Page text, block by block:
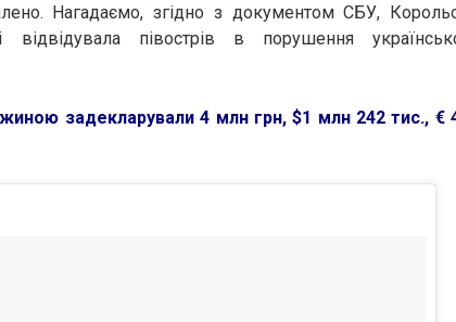
Нагадаємо, згідно з документом СБУ,
півострів в порушення
задекларували 4 млн грн, $1 млн 242 тис., €